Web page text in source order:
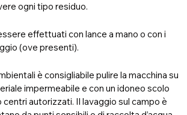
ogni tipo residuo.
effettuati con lance a mano o con i
(ove presenti).
è consigliabile pulire la macchina su
impermeabile e con un idoneo scolo
centri autorizzati. Il lavaggio sul campo è